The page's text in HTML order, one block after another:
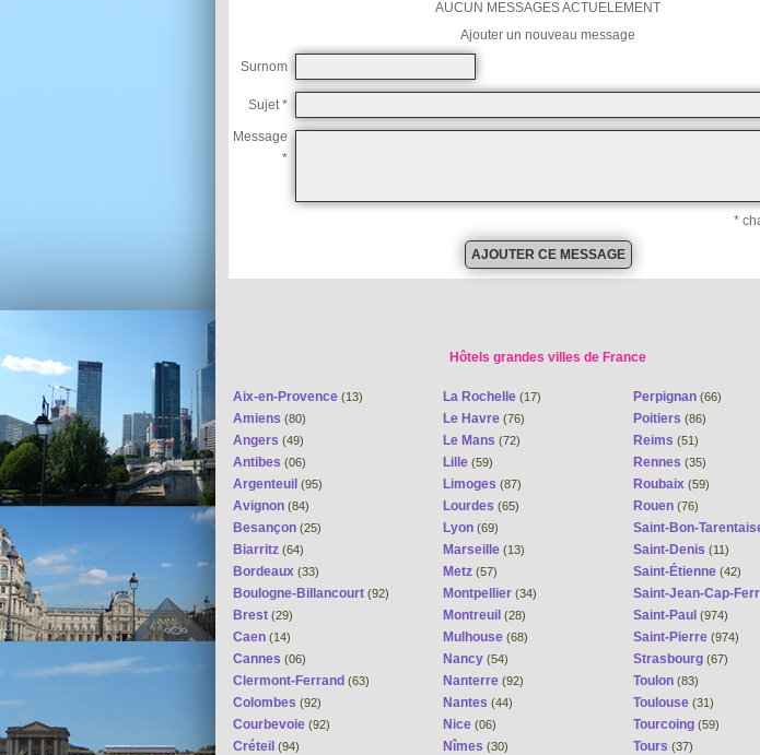
AUCUN MESSAGES ACTUELEMENT
Ajouter un nouveau message
Surnom
Sujet *
Message
*
*
Hôtels grandes villes de France
Aix-en-Provence (13)
Amiens (80)
Angers (49)
Antibes (06)
Argenteuil (95)
Avignon (84)
Besançon (25)
Biarritz (64)
Bordeaux (33)
Boulogne-Billancourt (92)
Brest (29)
Caen (14)
Cannes (06)
Clermont-Ferrand (63)
Colombes (92)
Courbevoie (92)
Créteil (94)
La Rochelle (17)
Le Havre (76)
Le Mans (72)
Lille (59)
Limoges (87)
Lourdes (65)
Lyon (69)
Marseille (13)
Metz (57)
Montpellier (34)
Montreuil (28)
Mulhouse (68)
Nancy (54)
Nanterre (92)
Nantes (44)
Nice (06)
Nîmes (30)
Perpignan (66)
Poitiers (86)
Reims (51)
Rennes (35)
Roubaix (59)
Rouen (76)
Saint-Bon-
Saint-Denis (11)
Saint-Étienne (42)
Saint-Jean-Cap-
Saint-Paul (974)
Saint-Pierre (974)
Strasbourg (67)
Toulon (83)
Toulouse (31)
Tourcoing (59)
Tours (37)